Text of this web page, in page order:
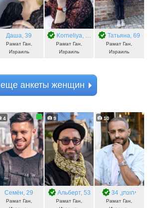
Даша, 39
Рамат Ган,
Израиль
Korneliya, 47
Рамат Ган,
Израиль
Татьяна, 69
Рамат Ган,
Израиль
еще анкеты женщин
4
Семён, 29
Рамат Ган,
9
Альберт, 53
Рамат Ган,
10
יהונתן, 34
Рамат Ган,